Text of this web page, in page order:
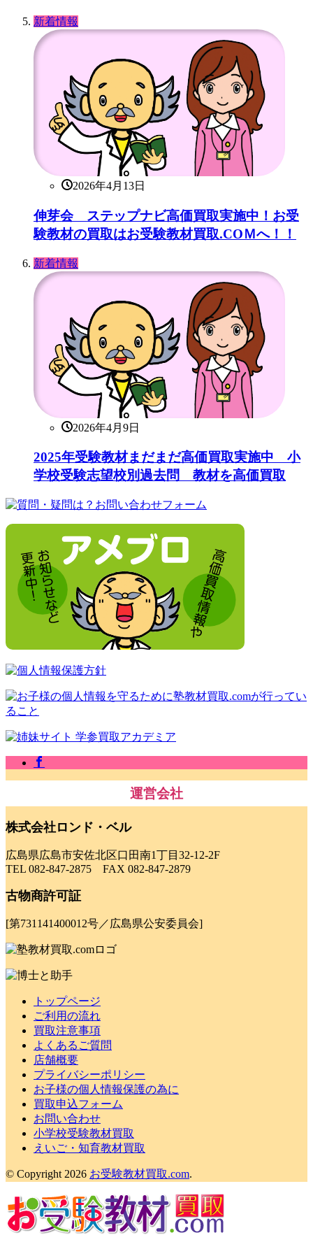
新着情報
2026年4月13日
伸芽会 ステップナビ高価買取実施中！お受
験教材の買取はお受験教材買取.COＭへ！！
新着情報
2026年4月9日
2025年受験教材まだまだ高価買取実施中 小
学校受験志望校別過去問 教材を高価買取
運営会社
株式会社ロンド・ベル
広島県広島市安佐北区口田南1丁目32-12-2F
TEL 082-847-2875 FAX 082-847-2879
古物商許可証
[第731141400012号／広島県公安委員会]
トップページ
ご利用の流れ
買取注意事項
よくあるご質問
店舗概要
プライバシーポリシー
お子様の個人情報保護の為に
買取申込フォーム
お問い合わせ
小学校受験教材買取
えいご・知育教材買取
© Copyright 2026 お受験教材買取.com.